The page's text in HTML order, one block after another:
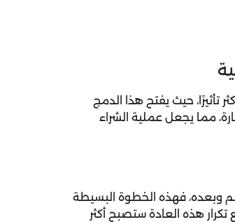
حيث يفتح هذا الدمج
مما يجعل عملية الشراء
وبعده، فهذه الخطوة البسيطة
هذه العادة ستصبح أكثر